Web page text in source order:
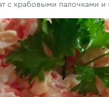
с крабовыми палочками